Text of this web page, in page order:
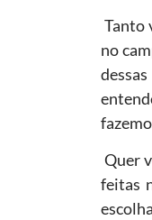
Tanto
no
Quer
feitas